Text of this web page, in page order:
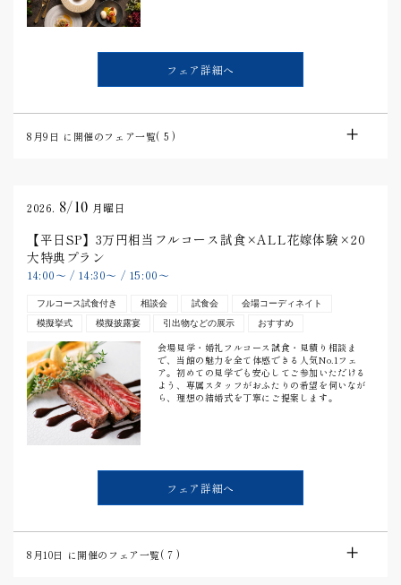
フェア詳細へ
8月9日 に開催のフェア一覧( 5 )
2026. 8/10 月曜日
【平日SP】3万円相当フルコース試食×ALL花嫁体験×20
大特典プラン
14:00〜 / 14:30〜 / 15:00〜
フルコース試食付き 相談会 試食会
会場コーディネイト
模擬挙式
模擬披露宴 引出物などの展示 おすすめ
会場見学・婚礼フルコース試食・見積り相談ま
で、当館の魅力を全て体感できる人気No.1フェ
ア。初めての見学でも安心してご参加いただける
よう、専属スタッフがおふたりの希望を伺いなが
ら、理想の結婚式を丁寧にご提案します。
フェア詳細へ
8月10日 に開催のフェア一覧(7 )